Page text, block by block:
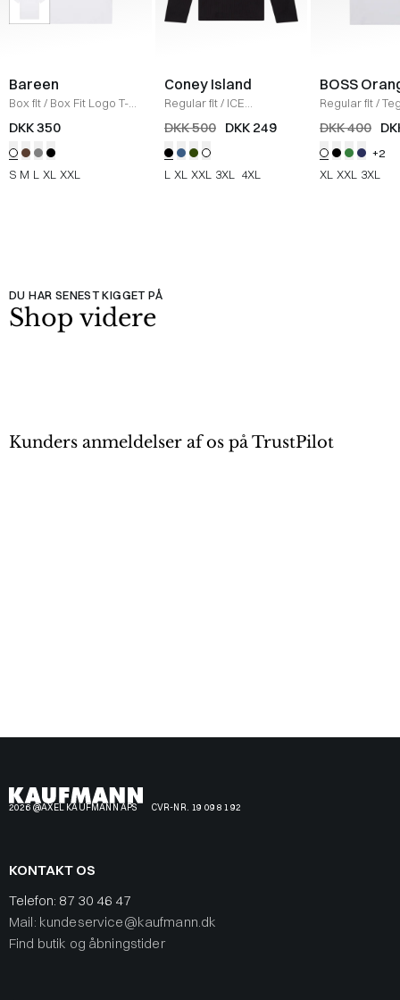
Bareen
Box fit/ Box Fit Logo T-
shirt /WHITE
DKK 350
S M L XL XXL
Coney Island
Regular fit/ ICE
Sweatshirt
/BLACK
DKK 500 DKK 249
L XL XXL 3XL 4XL
BOSS
Regular fit/
Shirt
HVID
DKK 400
+2
XL XXL 3XL
DU HAR SENEST KIGGET PÅ
Shop videre
Kunders anmeldelser af os på TrustPilot
2026 @AXEL KAUFMANN APS CVR-NR. 19 09 81 92
KONTAKT OS
Telefon: 87 30 46 47
Mail: kundeservice@kaufmann.dk
Find butik og åbningstider